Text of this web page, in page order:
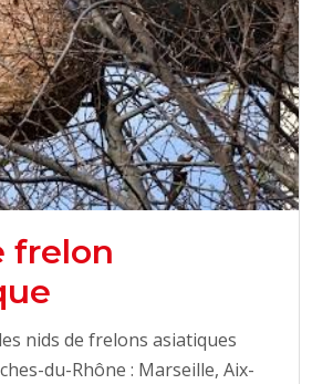
frelon
nids de frelons asiatiques
du-Rhône : Marseille, Aix-